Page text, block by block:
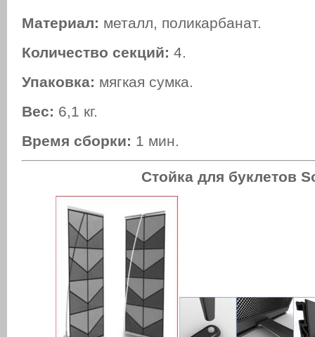
Материал: металл, поликарбанат.
Количество секций: 4.
Упаковка: мягкая сумка.
Вес: 6,1 кг.
Время сборки: 1 мин.
Стойка для буклетов